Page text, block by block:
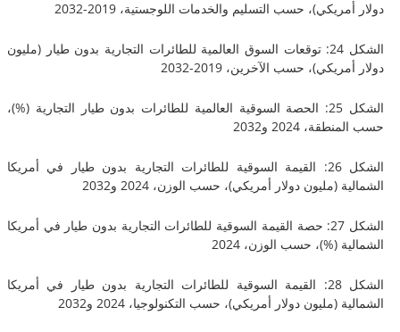
حسب التسليم والخدمات اللوجستية، 2019-2032
الشكل 24: توقعات السوق العالمية للطائرات التجارية بدون طيار (مليون
حسب الآخرين، 2019-2032
الشكل 25: الحصة السوقية العالمية للطائرات بدون طيار التجارية (%)،
2024 و2032
الشكل 26: القيمة السوقية للطائرات التجارية بدون طيار في أمريكا
(مليون دولار أمريكي)، حسب الوزن، 2024 و2032
الشكل 27: حصة القيمة السوقية للطائرات التجارية بدون طيار في أمريكا
(%)، حسب الوزن، 2024
الشكل 28: القيمة السوقية للطائرات التجارية بدون طيار في أمريكا
(مليون دولار أمريكي)، حسب التكنولوجيا، 2024 و2032